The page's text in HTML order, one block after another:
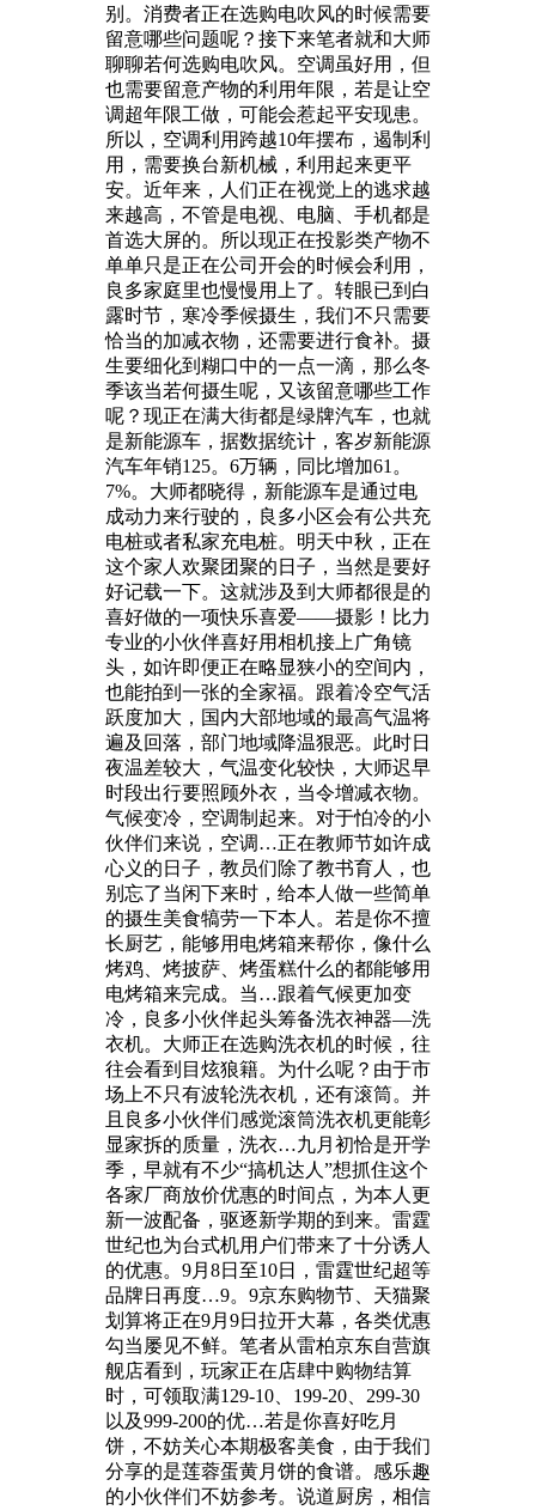
别。消费者正在选购电吹风的时候需要
留意哪些问题呢？接下来笔者就和大师
聊聊若何选购电吹风。空调虽好用，但
也需要留意产物的利用年限，若是让空
调超年限工做，可能会惹起平安现患。
所以，空调利用跨越10年摆布，遏制利
用，需要换台新机械，利用起来更平
安。近年来，人们正在视觉上的逃求越
来越高，不管是电视、电脑、手机都是
首选大屏的。所以现正在投影类产物不
单单只是正在公司开会的时候会利用，
良多家庭里也慢慢用上了。转眼已到白
露时节，寒冷季候摄生，我们不只需要
恰当的加减衣物，还需要进行食补。摄
生要细化到糊口中的一点一滴，那么冬
季该当若何摄生呢，又该留意哪些工作
呢？现正在满大街都是绿牌汽车，也就
是新能源车，据数据统计，客岁新能源
汽车年销125。6万辆，同比增加61。
7%。大师都晓得，新能源车是通过电
成动力来行驶的，良多小区会有公共充
电桩或者私家充电桩。明天中秋，正在
这个家人欢聚团聚的日子，当然是要好
好记载一下。这就涉及到大师都很是的
喜好做的一项快乐喜爱——摄影！比力
专业的小伙伴喜好用相机接上广角镜
头，如许即便正在略显狭小的空间内，
也能拍到一张的全家福。跟着冷空气活
跃度加大，国内大部地域的最高气温将
遍及回落，部门地域降温狠恶。此时日
夜温差较大，气温变化较快，大师迟早
时段出行要照顾外衣，当令增减衣物。
气候变冷，空调制起来。对于怕冷的小
伙伴们来说，空调…正在教师节如许成
心义的日子，教员们除了教书育人，也
别忘了当闲下来时，给本人做一些简单
的摄生美食犒劳一下本人。若是你不擅
长厨艺，能够用电烤箱来帮你，像什么
烤鸡、烤披萨、烤蛋糕什么的都能够用
电烤箱来完成。当…跟着气候更加变
冷，良多小伙伴起头筹备洗衣神器—洗
衣机。大师正在选购洗衣机的时候，往
往会看到目炫狼籍。为什么呢？由于市
场上不只有波轮洗衣机，还有滚筒。并
且良多小伙伴们感觉滚筒洗衣机更能彰
显家拆的质量，洗衣…九月初恰是开学
季，早就有不少“搞机达人”想抓住这个
各家厂商放价优惠的时间点，为本人更
新一波配备，驱逐新学期的到来。雷霆
世纪也为台式机用户们带来了十分诱人
的优惠。9月8日至10日，雷霆世纪超等
品牌日再度…9。9京东购物节、天猫聚
划算将正在9月9日拉开大幕，各类优惠
勾当屡见不鲜。笔者从雷柏京东自营旗
舰店看到，玩家正在店肆中购物结算
时，可领取满129-10、199-20、299-30
以及999-200的优…若是你喜好吃月
饼，不妨关心本期极客美食，由于我们
分享的是莲蓉蛋黄月饼的食谱。感乐趣
的小伙伴们不妨参考。说道厨房，相信